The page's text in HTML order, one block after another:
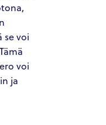
se voi
voi
ja